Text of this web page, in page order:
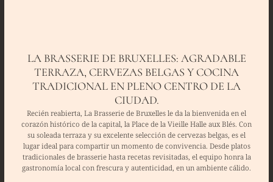
LA BRASSERIE DE BRUXELLES: AGRADABLE
TERRAZA, CERVEZAS BELGAS Y COCINA
TRADICIONAL EN PLENO CENTRO DE LA
CIUDAD.
Recién reabierta, La Brasserie de Bruxelles le da la bienvenida en el
corazón histórico de la capital, la Place de la Vieille Halle aux Blés. Con
su soleada terraza y su excelente selección de cervezas belgas, es el
lugar ideal para compartir un momento de convivencia. Desde platos
tradicionales de brasserie hasta recetas revisitadas, el equipo honra la
gastronomía local con frescura y autenticidad, en un ambiente cálido.